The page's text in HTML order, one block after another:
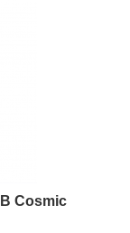
Cosmic